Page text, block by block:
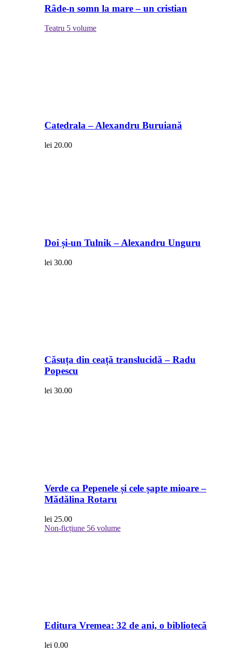
Râde-n somn la mare – un cristian
Teatru 5 volume
Catedrala – Alexandru Buruiană
lei 20.00
Doi și-un Tulnik – Alexandru Unguru
lei 30.00
Căsuța din ceață translucidă – Radu
Popescu
lei 30.00
Verde ca Pepenele și cele șapte mioare –
Mădălina Rotaru
lei 25.00
Non-ficțiune 56 volume
Editura Vremea: 32 de ani, o bibliotecă
lei 0.00